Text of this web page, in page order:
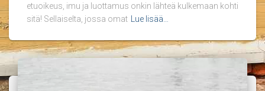
etuoikeus, imu ja luottamus onkin lähteä kulkemaan kohti
sitä! Sellaiselta, jossa omat
Lue lisää…